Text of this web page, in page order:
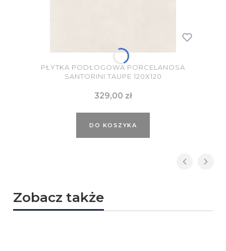
PŁYTKA PODŁOGOWA PORCELANOSA
SANTORINI TAUPE 120X120
Cena
329,00 zł
DO KOSZYKA
Zobacz także